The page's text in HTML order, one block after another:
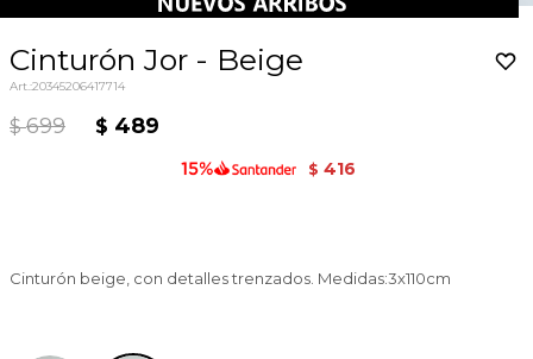
Cinturón Jor - Beige
20345206417714
$ 699 $ 489
$ 416
Cinturón beige, con detalles trenzados. Medidas:3x110cm